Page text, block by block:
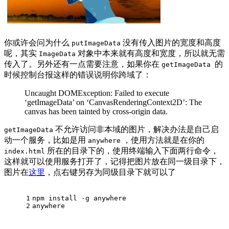
你或许会问为什么 putImageData 没有传入图片的宽度和高度
呢，其实 ImageData 对象中本来就有高度和宽度，所以就无需
传入了。另外还有一点需要注意，如果你在 getImageData 的
时候控制台报这样的错误说明你跨域了：
Uncaught DOMException: Failed to execute
‘getImageData’ on ‘CanvasRenderingContext2D’: The
canvas has been tainted by cross-origin data.
getImageData 不允许访问非本域的图片，解决办法是自己启
动一个服务，比如是用 anywhere ，使用方法就是在你的
index.html 所在的目录下的，使用终端输入下面两行命令，
这样就可以使用服务打开了，记得把图片放在同一级目录下，
图片在这里 ，点右键另存为同级目录下就可以了
1
2
npm install -g anywhere
anywhere